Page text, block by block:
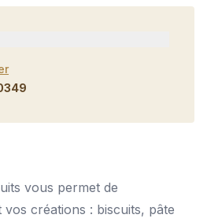
vous permet de
créations : biscuits, pâte